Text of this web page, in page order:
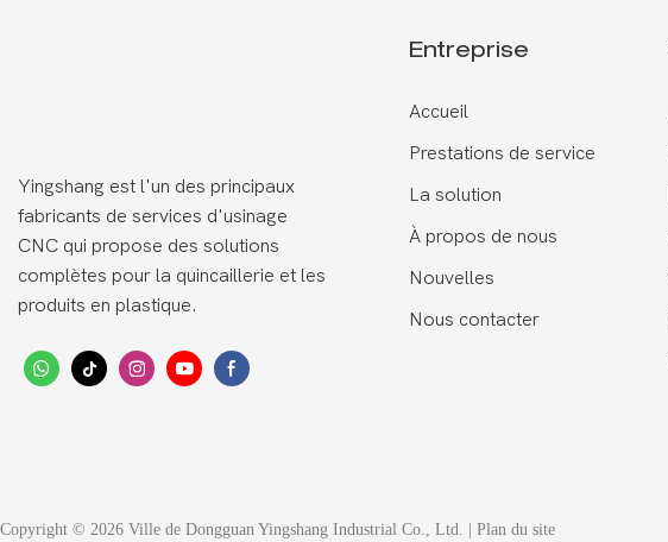
Yingshang est l'un des principaux
fabricants de services d'usinage
CNC qui propose des solutions
complètes pour la quincaillerie et les
produits en plastique.
Entreprise
Accueil
Prestations de service
La solution
À propos de nous
Nouvelles
Nous contacter
Copyright © 2026 Ville de Dongguan Yingshang Industrial Co., Ltd. | Plan du site